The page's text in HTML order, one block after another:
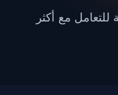
للتعامل مع أكثر